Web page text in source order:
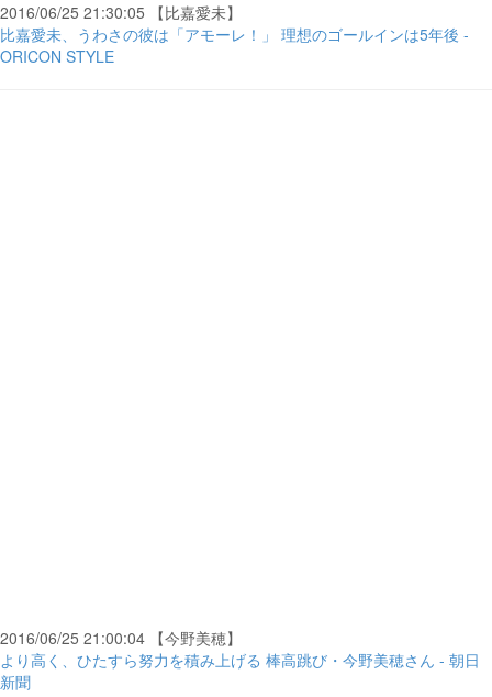
2016/06/25 21:30:05 【比嘉愛未】
比嘉愛未、うわさの彼は「アモーレ！」 理想のゴールインは5年後 -
ORICON STYLE
2016/06/25 21:00:04 【今野美穂】
より高く、ひたすら努力を積み上げる 棒高跳び・今野美穂さん - 朝日
新聞